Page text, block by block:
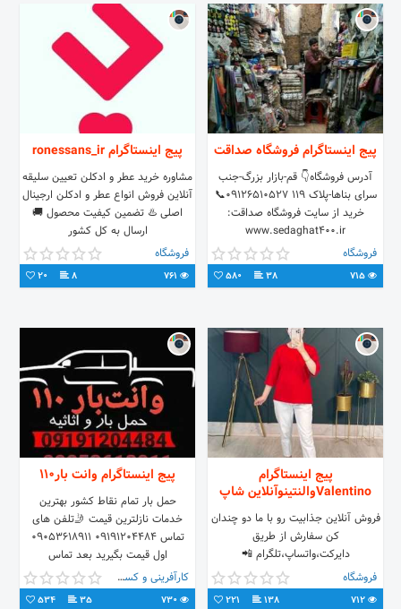
پیج اینستاگرام فروشگاه صداقت
آدرس فروشگاه👇 قم-بازار بزرگ-جنب
سرای بناها-پلاک 119 09126510527📞
خرید از سایت فروشگاه صداقت:
www.sedaghat400.ir
فروشگاه
38
580
پیج اینستاگرام ronessans_ir
مشاوره خرید عطر و ادکلن تعیین سلیقه
آنلاین فروش انواع عطر و ادکلن ارجینال
اصلی ♨️ تضمین کیفیت محصول 🚚
ارسال به کل کشور
فروشگاه
8
20
پیج اینستاگرام
Valentinoوالنتینوآنلاین شاپ
فروش آنلاین جذابیت رو با ما دو چندان
کن سفارش از طریق
دایرکت،واتساپ،تلگرام 📲
09120509405 ارسال به سراسر کشور
با پست
فروشگاه
138
221
پیج اینستاگرام وانت بار۱۱۰
حمل بار تمام نقاط کشور بهترین
خدمات نازلترین قیمت 🤳تلفن های
تماس 09191204484 09053618911
اول قیمت بگیرید بعد تماس
کارآفرینی و کسب و کار
35
534